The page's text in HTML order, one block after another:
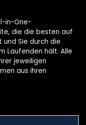
in-One-
die die besten auf
Sie durch die
Laufenden hält. Alle
jeweiligen
aus ihren